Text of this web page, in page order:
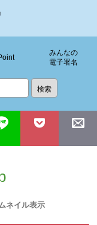
みんなの
電子署名
ネイル表示